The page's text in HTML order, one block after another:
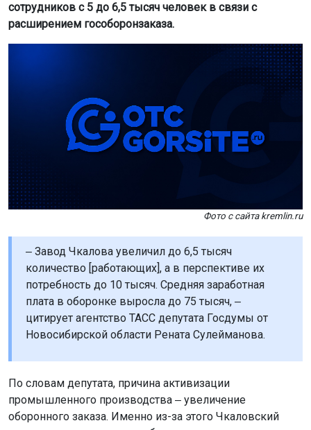
сотрудников с 5 до 6,5 тысяч человек в связи с
расширением гособоронзаказа.
Фото с сайта kremlin.ru
‒ Завод Чкалова увеличил до 6,5 тысяч
количество [работающих], а в перспективе их
потребность до 10 тысяч. Средняя заработная
плата в оборонке выросла до 75 тысяч, ‒
цитирует агентство ТАСС депутата Госдумы от
Новосибирской области Рената Сулейманова.
По словам депутата, причина активизации
промышленного производства ‒ увеличение
оборонного заказа. Именно из-за этого Чкаловский